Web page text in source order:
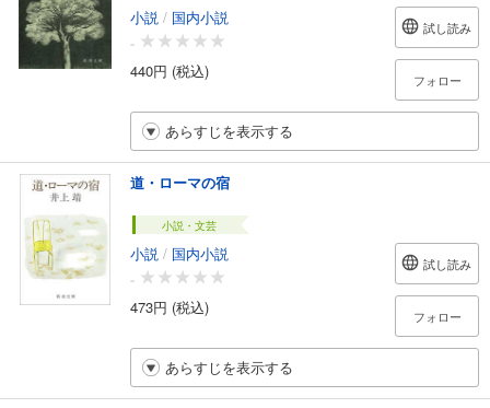
小説 / 国内小説
-
440円 (税込)
試し読み
フォロー
あらすじを表示する
道・ローマの宿
小説・文芸
小説 / 国内小説
-
473円 (税込)
試し読み
フォロー
あらすじを表示する